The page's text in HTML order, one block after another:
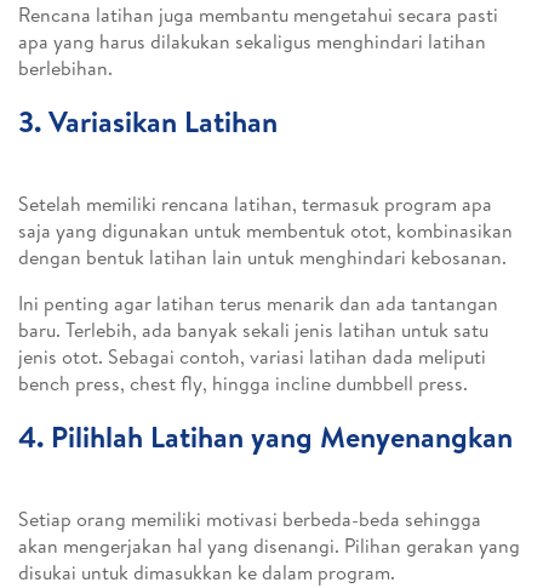
Rencana latihan juga membantu mengetahui secara pasti
apa yang harus dilakukan sekaligus menghindari latihan
berlebihan.
3. Variasikan Latihan
Setelah memiliki rencana latihan, termasuk program apa
saja yang digunakan untuk membentuk otot, kombinasikan
dengan bentuk latihan lain untuk menghindari kebosanan.
Ini penting agar latihan terus menarik dan ada tantangan
baru. Terlebih, ada banyak sekali jenis latihan untuk satu
jenis otot. Sebagai contoh, variasi latihan dada meliputi
bench press, chest fly, hingga incline dumbbell press.
4. Pilihlah Latihan yang Menyenangkan
Setiap orang memiliki motivasi berbeda-beda sehingga
akan mengerjakan hal yang disenangi. Pilihan gerakan yang
disukai untuk dimasukkan ke dalam program.